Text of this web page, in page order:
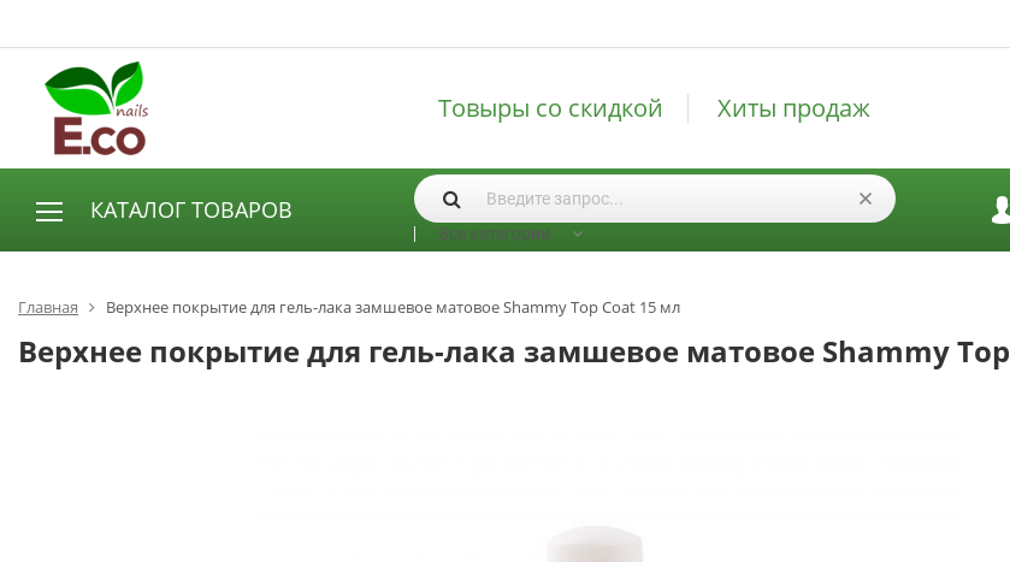
Товыры со скидкой Хиты продаж
КАТАЛОГ ТОВАРОВ
АКСЕССУАРЫ И РАСХОДНЫЕ МАТЕРИАЛЫ
Кисти
Все категории
Главная Верхнее покрытие для гель-лака замшевое матовое Shammy Top Coat 15 мл
Верхнее покрытие для гель-лака замшевое матовое Shammy